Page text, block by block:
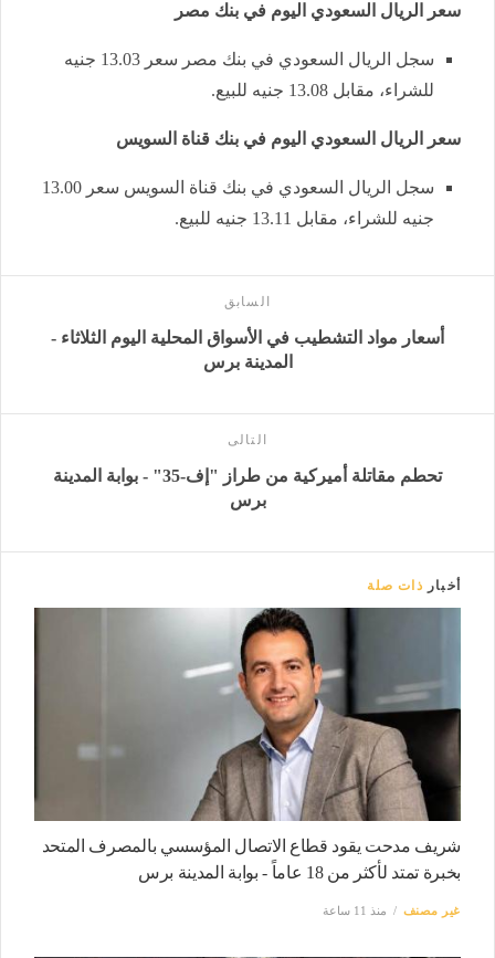
سعر الريال السعودي اليوم في بنك مصر
سجل الريال السعودي في بنك مصر سعر 13.03 جنيه
للشراء، مقابل 13.08 جنيه للبيع.
سعر الريال السعودي اليوم في بنك قناة السويس
سجل الريال السعودي في بنك قناة السويس سعر 13.00
جنيه للشراء، مقابل 13.11 جنيه للبيع.
السابق
أسعار مواد التشطيب في الأسواق المحلية اليوم الثلاثاء -
المدينة برس
التالى
تحطم مقاتلة أميركية من طراز "إف-35" - بوابة المدينة
برس
أخبار ذات صلة
شريف مدحت يقود قطاع الاتصال المؤسسي بالمصرف المتحد
بخبرة تمتد لأكثر من 18 عاماً - بوابة المدينة برس
غير مصنف منذ 11 ساعة